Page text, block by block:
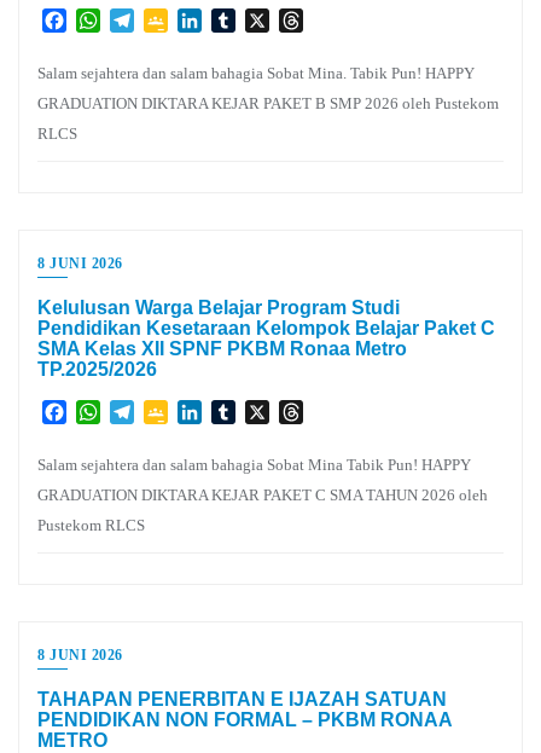
FacebookWhatsApp
TelegramGoogleLinkedInTumblr
X
Salam sejahtera dan salam bahagia Sobat Mina. Tabik Pun! HAPPY
GRADUATION DIKTARA KEJAR PAKET B SMP 2026 oleh Pustekom
RLCS
8 JUNI 2026
Kelulusan Warga Belajar Program Studi
Pendidikan Kesetaraan Kelompok Belajar Paket C
SMA Kelas XII SPNF PKBM Ronaa Metro
TP.2025/2026
FacebookWhatsApp
TelegramGoogleLinkedInTumblr
X
Salam sejahtera dan salam bahagia Sobat Mina Tabik Pun! HAPPY
GRADUATION DIKTARA KEJAR PAKET C SMA TAHUN 2026 oleh
Pustekom RLCS
8 JUNI 2026
TAHAPAN PENERBITAN E IJAZAH SATUAN
PENDIDIKAN NON FORMAL – PKBM RONAA
METRO